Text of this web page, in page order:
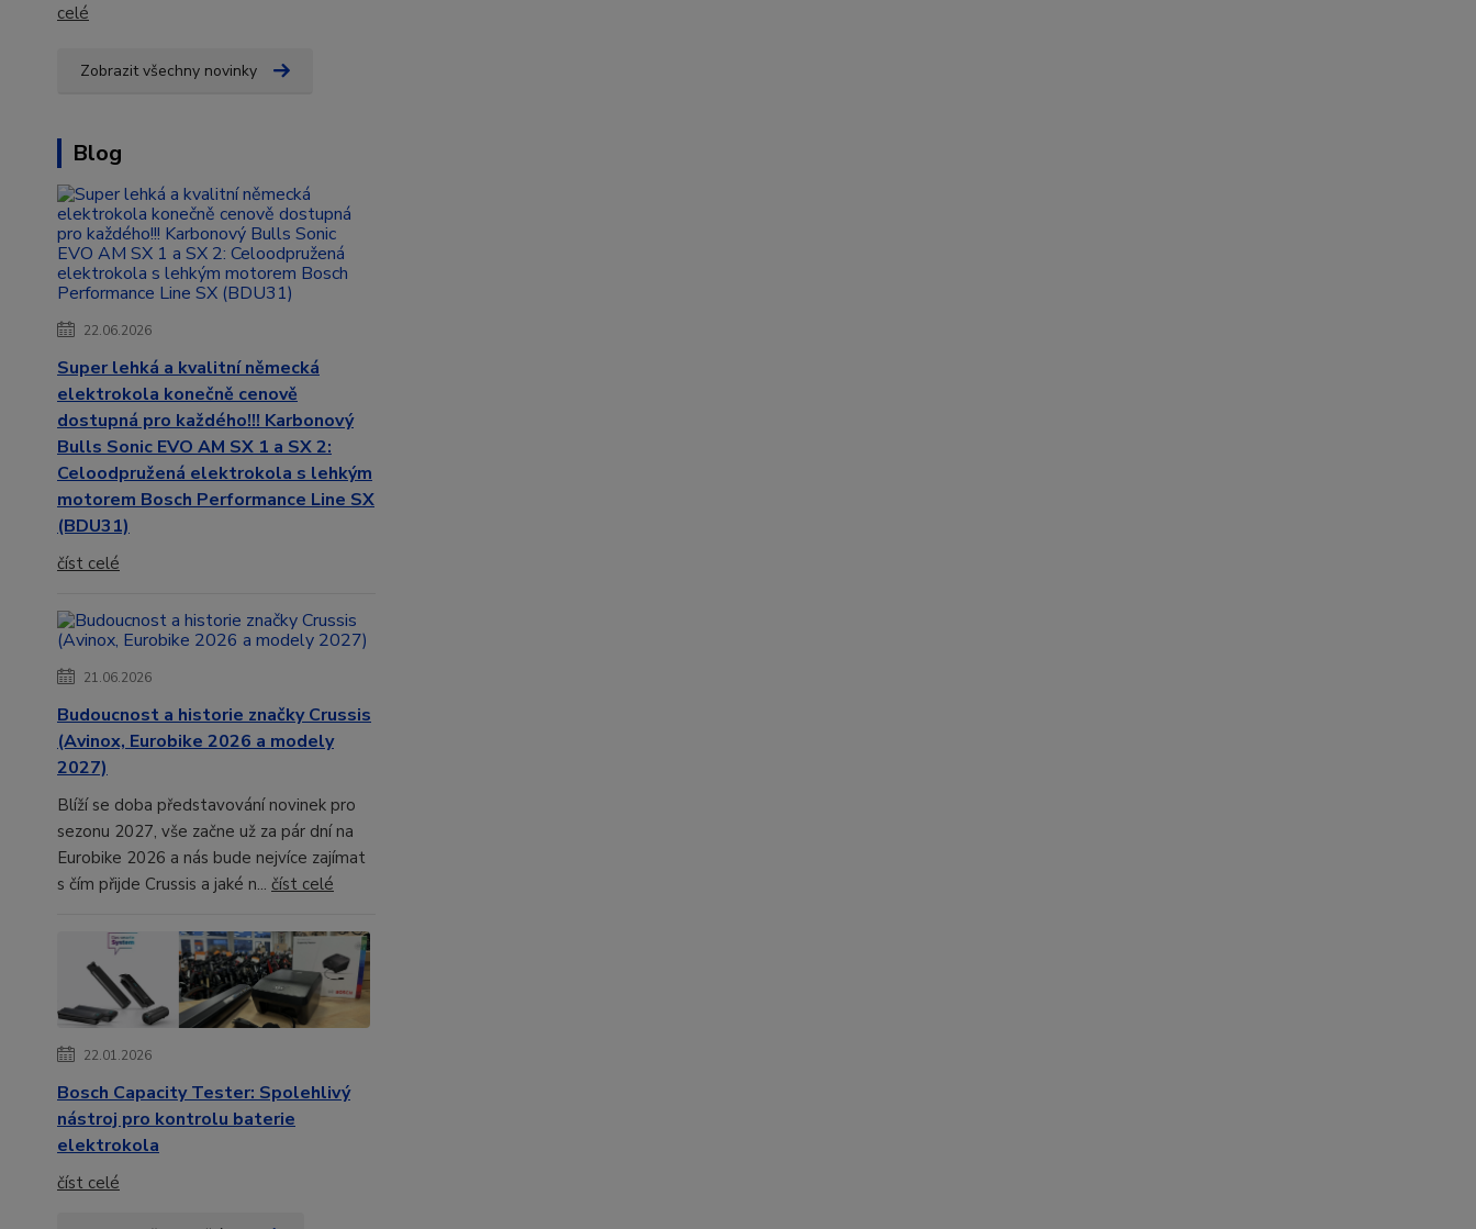
celé
Zobrazit všechny novinky
Blog
22.06.2026
Super lehká a kvalitní německá
elektrokola konečně cenově
dostupná pro každého!!! Karbonový
Bulls Sonic EVO AM SX 1 a SX 2:
Celoodpružená elektrokola s lehkým
motorem Bosch Performance Line SX
(BDU31)
číst celé
21.06.2026
Budoucnost a historie značky Crussis
(Avinox, Eurobike 2026 a modely
2027)
Blíží se doba představování novinek pro
sezonu 2027, vše začne už za pár dní na
Eurobike 2026 a nás bude nejvíce zajímat
s čím přijde Crussis a jaké n... číst celé
22.01.2026
Bosch Capacity Tester: Spolehlivý
nástroj pro kontrolu baterie
elektrokola
číst celé